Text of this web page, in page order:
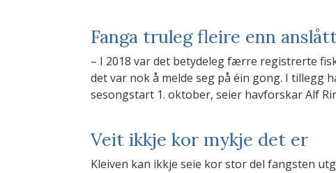
Fanga truleg fleire enn
– I 2018 var det betydeleg færre registrerte
det var nok å melde seg på éin gong. I tillegg
sesongstart 1. oktober, seier havforskar Alf
Veit ikkje kor mykje det er
Kleiven kan ikkje seie kor stor del fangsten